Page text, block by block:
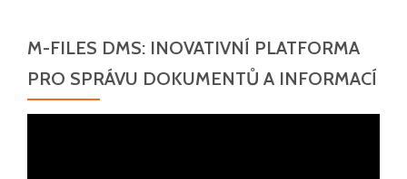
M-FILES DMS: INOVATIVNÍ PLATFORMA
PRO SPRÁVU DOKUMENTŮ A INFORMACÍ